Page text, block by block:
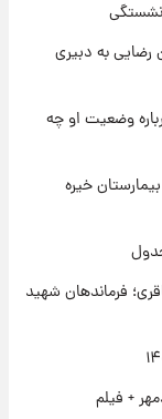
و سایپا
۱۴۰۵
رضایی به دبیری
وضعیت او چه
خیره
فرماندهان شهید
+ فیلم